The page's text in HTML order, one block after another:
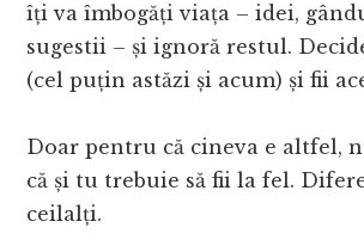
îți va îmbogăți viața – idei,
sugestii – și ignoră restul.
(cel puțin astăzi și acum) și fii
Doar pentru că cineva e altfel,
că și tu trebuie să fii la fel.
ceilalți.